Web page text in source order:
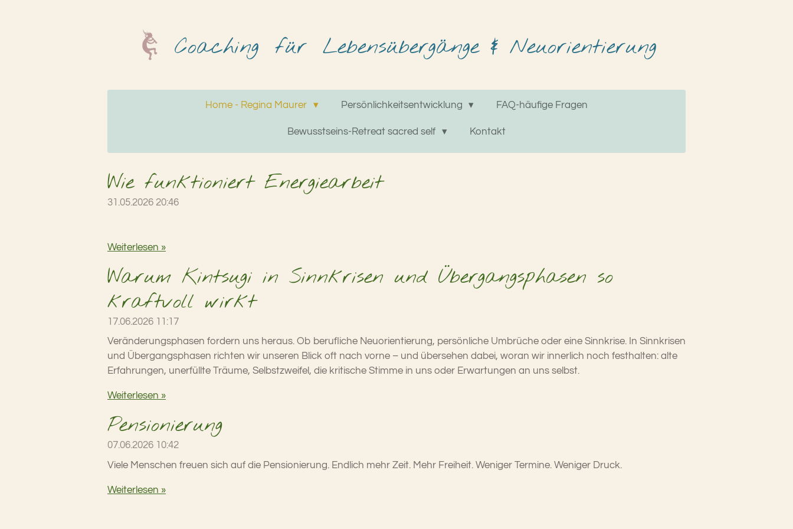
Coaching für Lebensübergänge & Neuorientierung
Home - Regina Maurer Persönlichkeitsentwicklung FAQ-häufige Fragen
Bewusstseins-Retreat sacred self Kontakt
Wie funktioniert Energiearbeit
31.05.2026 20:46
Weiterlesen »
Warum Kintsugi in Sinnkrisen und Übergangsphasen so
kraftvoll wirkt
17.06.2026 11:17
Veränderungsphasen fordern uns heraus. Ob berufliche Neuorientierung, persönliche Umbrüche oder eine Sinnkrise. In Sinnkrisen
und Übergangsphasen richten wir unseren Blick oft nach vorne – und übersehen dabei, woran wir innerlich noch festhalten: alte
Erfahrungen, unerfüllte Träume, Selbstzweifel, die kritische Stimme in uns oder Erwartungen an uns selbst.
Weiterlesen »
Pensionierung
07.06.2026 10:42
Viele Menschen freuen sich auf die Pensionierung. Endlich mehr Zeit. Mehr Freiheit. Weniger Termine. Weniger Druck.
Weiterlesen »